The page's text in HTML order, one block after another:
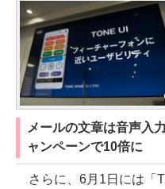
メールの文章は音声入
ャンペーンで10倍に
さらに、6月1日には「